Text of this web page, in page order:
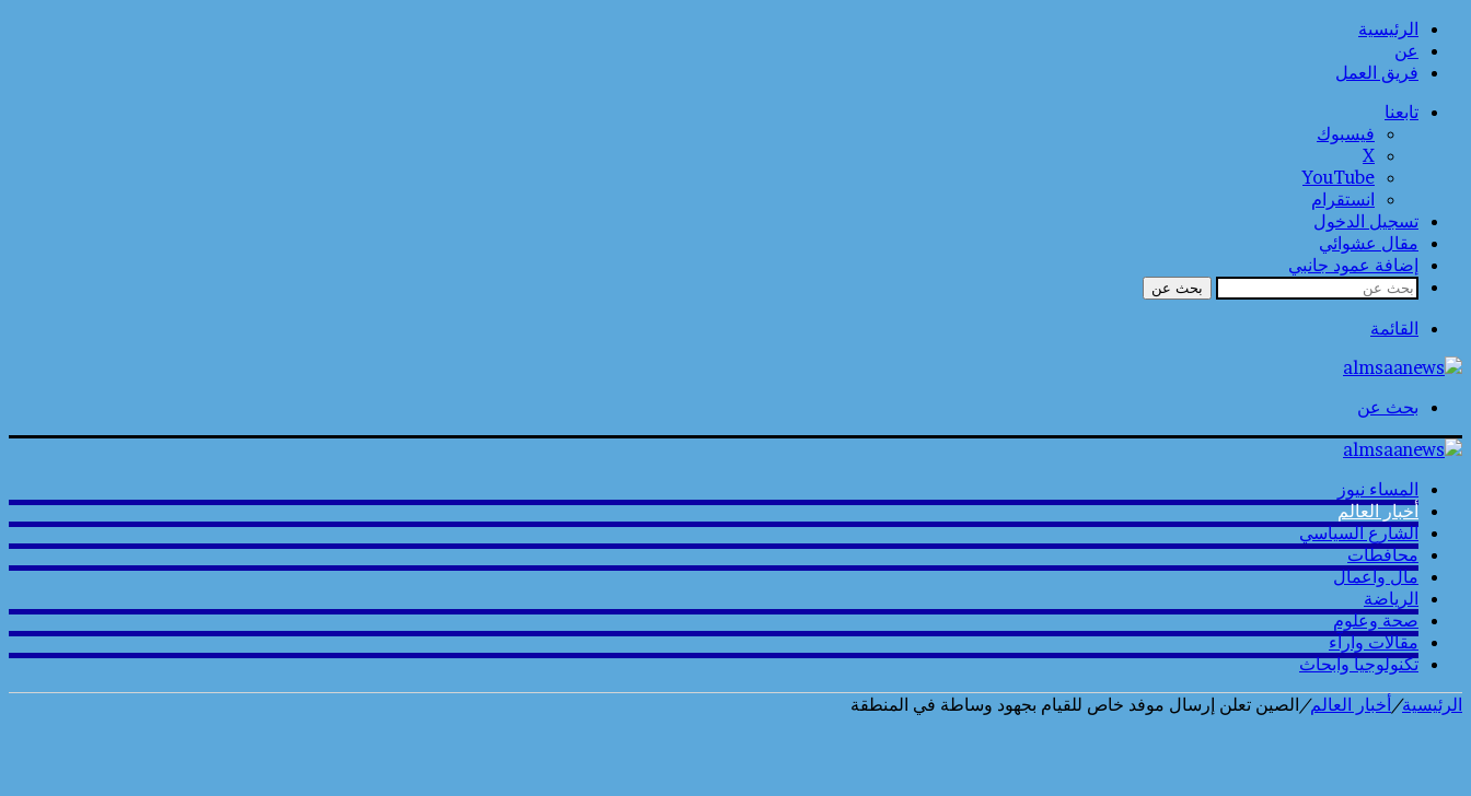
الرئيسية
عن
فريق العمل
تابعنا
فيسبوك
‫X
‫YouTube
انستقرام
تسجيل الدخول
مقال عشوائي
إضافة عمود جانبي
بحث عن
القائمة
بحث عن
المساء نيوز
أخبار العالم
الشارع السياسي
محافطات
مال واعمال
الرياضة
صحة وعلوم
مقالات وارآء
تكنولوجيا وابحاث
الرئيسية/أخبار العالم/الصين تعلن إرسال موفد خاص للقيام بجهود وساطة في المنطقة